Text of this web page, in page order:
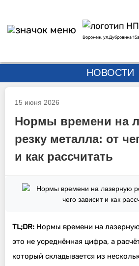
Воронеж, ул.Дубровина 15а
НОВОСТИ
15 июня 2026
Нормы времени на
резку металла: от
и как рассчитать
TL;DR: Нормы времени на
это не усреднённая цифра, а
который складывается из